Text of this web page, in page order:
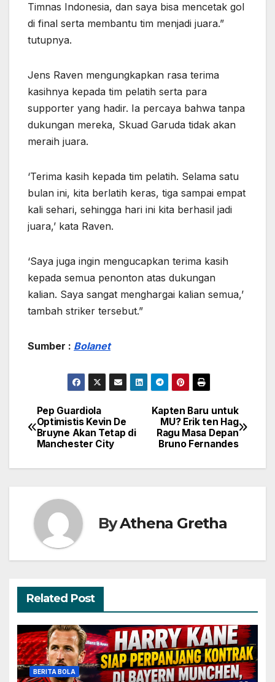
Timnas Indonesia, dan saya bisa mencetak gol
di final serta membantu tim menjadi juara.”
tutupnya.
Jens Raven mengungkapkan rasa terima
kasihnya kepada tim pelatih serta para
supporter yang hadir. Ia percaya bahwa tanpa
dukungan mereka, Skuad Garuda tidak akan
meraih juara.
‘Terima kasih kepada tim pelatih. Selama satu
bulan ini, kita berlatih keras, tiga sampai empat
kali sehari, sehingga hari ini kita berhasil jadi
juara,’ kata Raven.
‘Saya juga ingin mengucapkan terima kasih
kepada semua penonton atas dukungan
kalian. Saya sangat menghargai kalian semua,’
tambah striker tersebut.”
Sumber : Bolanet
Navigasi
pos
Kapten Baru untuk
MU? Erik ten Hag
Ragu Masa Depan
Bruno Fernandes
Pep Guardiola
Optimistis Kevin De
Bruyne Akan Tetap di
Manchester City
ByAthena Gretha
Related Post
BERITA BOLA